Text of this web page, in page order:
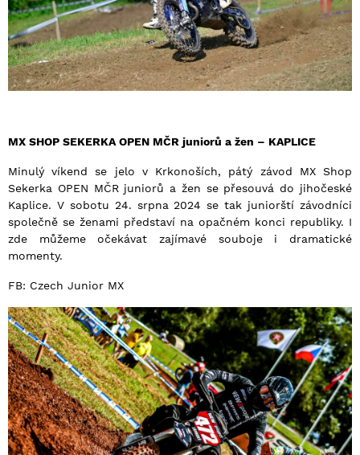
MX SHOP SEKERKA OPEN MČR juniorů a žen – KAPLICE
Minulý víkend se jelo v Krkonoších, pátý závod MX Shop
Sekerka OPEN MČR juniorů a žen se přesouvá do jihočeské
Kaplice. V sobotu 24. srpna 2024 se tak juniorští závodníci
společně se ženami představí na opačném konci republiky. I
zde můžeme očekávat zajímavé souboje i dramatické
momenty.
FB: Czech Junior MX